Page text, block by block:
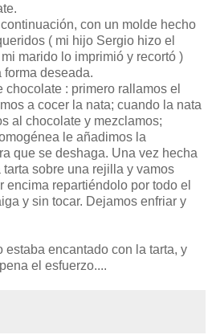
con un molde hecho
( mi hijo Sergio hizo el
marido lo imprimió y recortó )
forma deseada.
chocolate : primero rallamos el
a cocer la nata; cuando la nata
al chocolate y mezclamos;
le añadimos la
que se deshaga. Una vez hecha
tarta sobre una rejilla y vamos
encima repartiéndolo por todo el
y sin tocar. Dejamos enfriar y
estaba encantado con la tarta, y
el esfuerzo....